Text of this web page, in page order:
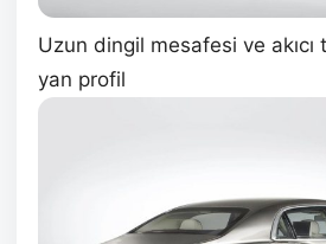
Uzun dingil mesafesi ve akıcı
yan profil